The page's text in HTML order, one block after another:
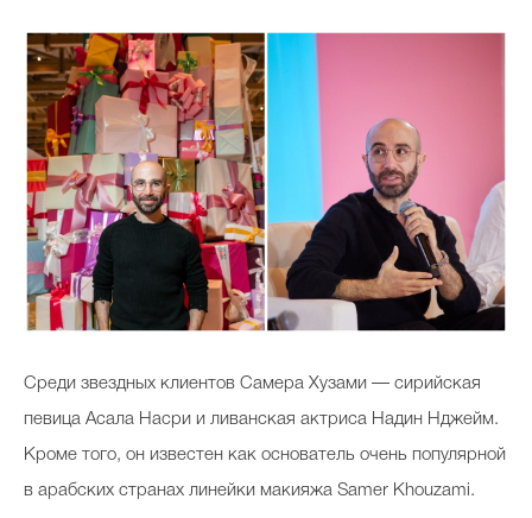
Среди звездных клиентов Самера Хузами — сирийская
певица Асала Насри и ливанская актриса Надин Нджейм.
Кроме того, он известен как основатель очень популярной
в арабских странах линейки макияжа Samer Khouzami.